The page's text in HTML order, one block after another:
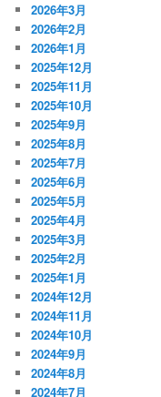
2026年3月
2026年2月
2026年1月
2025年12月
2025年11月
2025年10月
2025年9月
2025年8月
2025年7月
2025年6月
2025年5月
2025年4月
2025年3月
2025年2月
2025年1月
2024年12月
2024年11月
2024年10月
2024年9月
2024年8月
2024年7月